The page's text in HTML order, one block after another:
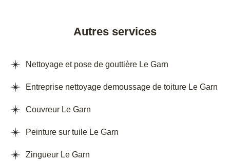
Autres services
Nettoyage et pose de gouttière Le Garn
Entreprise nettoyage demoussage de toiture Le Garn
Couvreur Le Garn
Peinture sur tuile Le Garn
Zingueur Le Garn